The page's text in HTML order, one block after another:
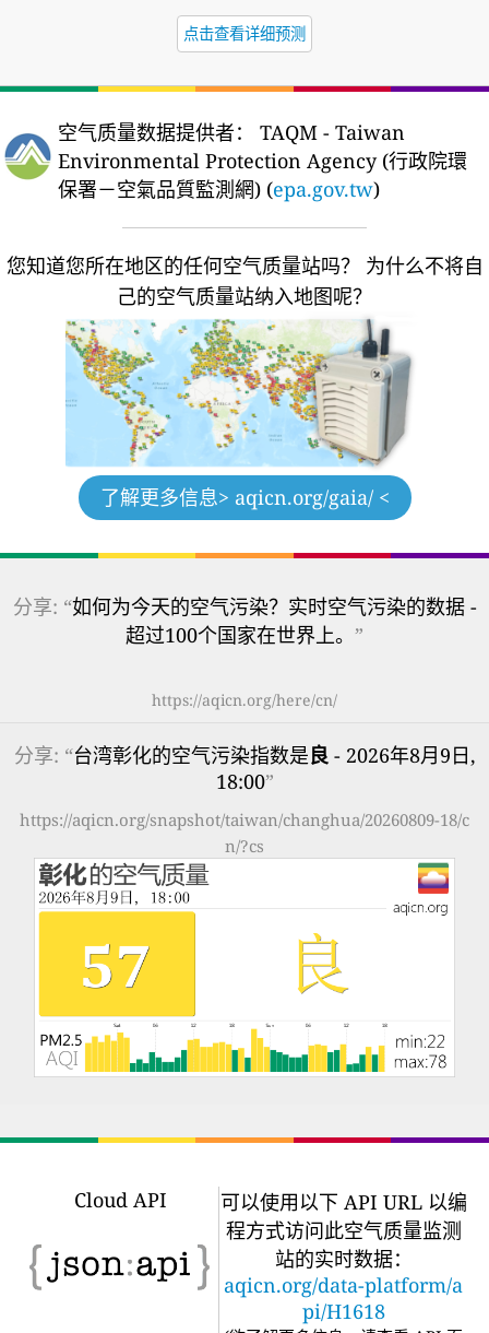
点击查看详细预测
空气质量数据提供者：
TAQM - Taiwan
Environmental Protection Agency (行政院環
保署－空氣品質監測網) (epa.gov.tw)
您知道您所在地区的任何空气质量站吗？
为什么不将自
己的空气质量站纳入地图呢？
了解更多信息> aqicn.org/gaia/ <
分享: “如何为今天的空气污染？实时空气污染的数据 -
超过100个国家在世界上。 ”
https://aqicn.org/here/cn/
分享: “台湾彰化的空气污染指数是良 - 2026年8月9日,
18:00”
https://aqicn.org/snapshot/taiwan/changhua/20260809-18/c
n/?cs
Cloud API
可以使用以下 API URL 以编
程方式访问此空气质量监测
站的实时数据：
aqicn.org/data-platform/a
pi/H1618